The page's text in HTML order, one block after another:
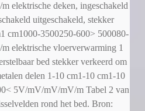
elektrische deken, ingeschakeld
uitgeschakeld, stekker
cm1000-3500250-600> 500080-
elektrische vloerverwarming 1
bed stekker verkeerd om
delen 1-10 cm1-10 cm1-10
5V/mV/mV/mV/m Tabel 2 van
rond het bed. Bron: